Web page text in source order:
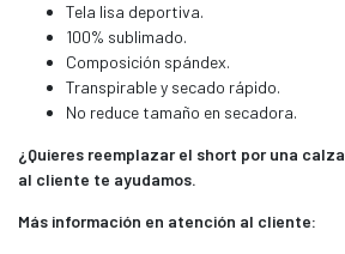
Tela lisa deportiva.
100% sublimado.
Composición spándex.
Transpirable y secado rápido.
No reduce tamaño en secadora.
¿Quieres reemplazar el short por una
al cliente te ayudamos.
Más información en atención al cliente: